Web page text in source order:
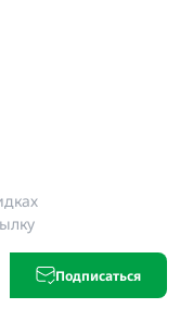
Подписаться